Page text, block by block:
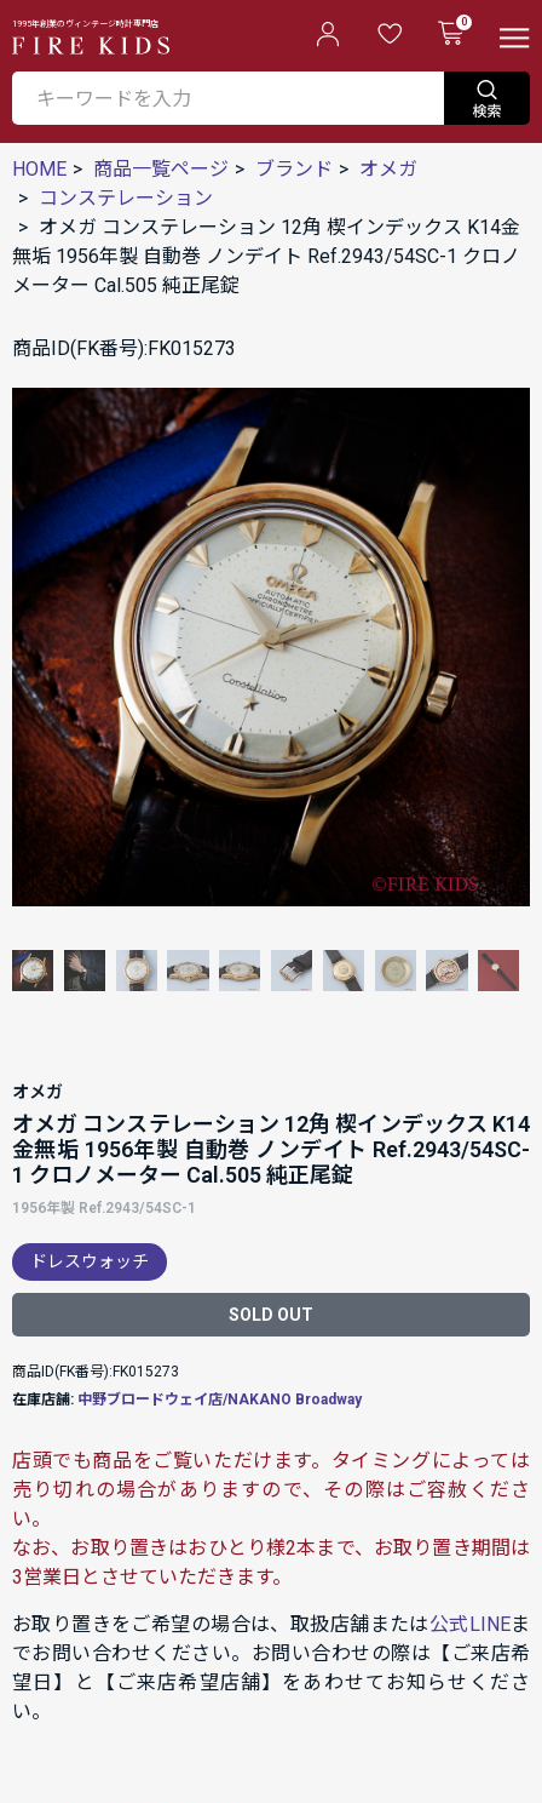
1995年創業のヴィンテージ時計専門店 0
HOME 商品一覧ページ ブランド
オメガ
コンステレーション
オメガ コンステレーション 12角 楔インデックス K14金
無垢 1956年製 自動巻 ノンデイト Ref.2943/54SC-1 クロノ
メーター Cal.505 純正尾錠
商品ID(FK番号):FK015273
オメガ
オメガ コンステレーション 12角 楔インデックス K14
金無垢 1956年製 自動巻 ノンデイト Ref.2943/54SC-
1 クロノメーター Cal.505 純正尾錠
1956年製 Ref.2943/54SC-1
ドレスウォッチ
SOLD OUT
商品ID(FK番号):FK015273
在庫店舗: 中野ブロードウェイ店/NAKANO Broadway
店頭でも商品をご覧いただけます。タイミングによっては
売り切れの場合がありますので、その際はご容赦くださ
い。
なお、お取り置きはおひとり様2本まで、お取り置き期間は
3営業日とさせていただきます。
お取り置きをご希望の場合は、取扱店舗または公式LINEま
でお問い合わせください。お問い合わせの際は【ご来店希
望日】と【ご来店希望店舗】をあわせてお知らせくださ
い。